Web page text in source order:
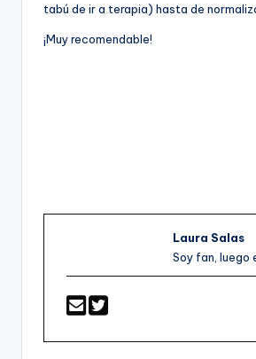
tabú de ir a terapia) hasta de
¡Muy recomendable!
Laura Salas
Soy fan, luego